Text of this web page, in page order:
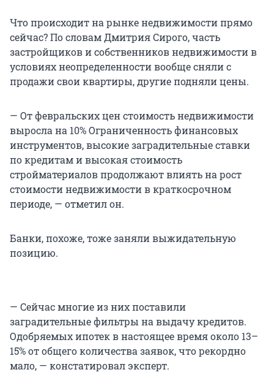
Что происходит на рынке недвижимости прямо
сейчас? По словам Дмитрия Сирого, часть
застройщиков и собственников недвижимости в
условиях неопределенности вообще сняли с
продажи свои квартиры, другие подняли цены.
— От февральских цен стоимость недвижимости
выросла на 10% Ограниченность финансовых
инструментов, высокие заградительные ставки
по кредитам и высокая стоимость
стройматериалов продолжают влиять на рост
стоимости недвижимости в краткосрочном
периоде, — отметил он.
Банки, похоже, тоже заняли выжидательную
позицию.
— Сейчас многие из них поставили
заградительные фильтры на выдачу кредитов.
Одобряемых ипотек в настоящее время около 13–
15% от общего количества заявок, что рекордно
мало, — констатировал эксперт.